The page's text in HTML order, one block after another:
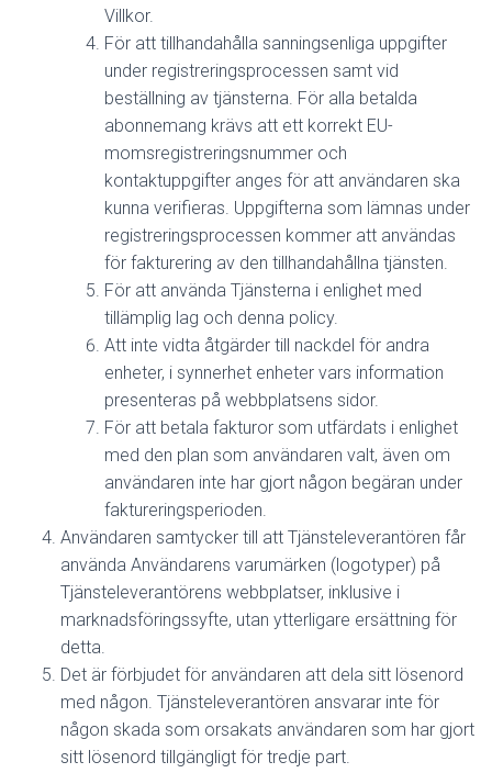
Villkor.
För att tillhandahålla sanningsenliga uppgifter
under registreringsprocessen samt vid
beställning av tjänsterna. För alla betalda
abonnemang krävs att ett korrekt EU-
momsregistreringsnummer och
kontaktuppgifter anges för att användaren ska
kunna verifieras. Uppgifterna som lämnas under
registreringsprocessen kommer att användas
för fakturering av den tillhandahållna tjänsten.
För att använda Tjänsterna i enlighet med
tillämplig lag och denna policy.
Att inte vidta åtgärder till nackdel för andra
enheter, i synnerhet enheter vars information
presenteras på webbplatsens sidor.
För att betala fakturor som utfärdats i enlighet
med den plan som användaren valt, även om
användaren inte har gjort någon begäran under
faktureringsperioden.
Användaren samtycker till att Tjänsteleverantören får
använda Användarens varumärken (logotyper) på
Tjänsteleverantörens webbplatser, inklusive i
marknadsföringssyfte, utan ytterligare ersättning för
detta.
Det är förbjudet för användaren att dela sitt lösenord
med någon. Tjänsteleverantören ansvarar inte för
någon skada som orsakats användaren som har gjort
sitt lösenord tillgängligt för tredje part.